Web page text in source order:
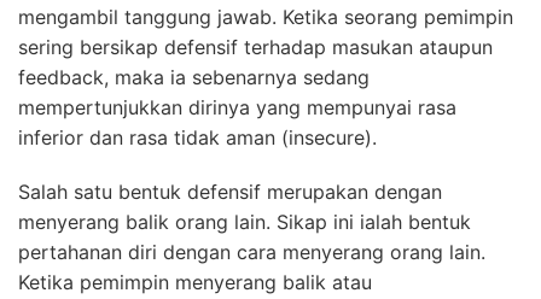
mengambil tanggung jawab. Ketika seorang pemimpin
sering bersikap defensif terhadap masukan ataupun
feedback, maka ia sebenarnya sedang
mempertunjukkan dirinya yang mempunyai rasa
inferior dan rasa tidak aman (insecure).
Salah satu bentuk defensif merupakan dengan
menyerang balik orang lain. Sikap ini ialah bentuk
pertahanan diri dengan cara menyerang orang lain.
Ketika pemimpin menyerang balik atau